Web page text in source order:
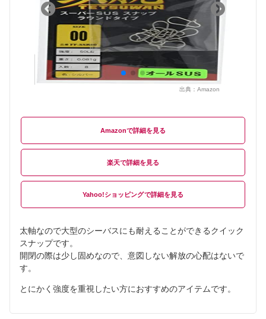
出典： Amazon
Amazon
楽天
Yahoo!ショッピング
太軸なので大型のシーバスにも耐えることができるクイック
スナップです。
開閉の際は少し固めなので、意図しない解放の心配はないで
す。
とにかく強度を重視したい方におすすめのアイテムです。